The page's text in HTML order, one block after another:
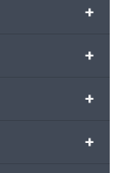
+
+
+
+